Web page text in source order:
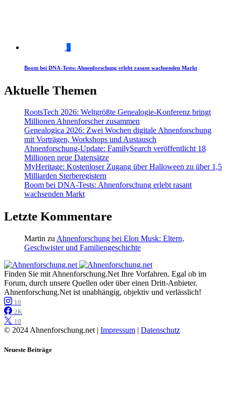
5
Boom bei DNA-Tests: Ahnenforschung erlebt rasant wachsenden Markt
Aktuelle Themen
RootsTech 2026: Weltgrößte Genealogie-Konferenz bringt
Millionen Ahnenforscher zusammen
Genealogica 2026: Zwei Wochen digitale Ahnenforschung
mit Vorträgen, Workshops und Austausch
Ahnenforschung-Update: FamilySearch veröffentlicht 18
Millionen neue Datensätze
MyHeritage: Kostenloser Zugang über Halloween zu über 1,5
Milliarden Sterberegistern
Boom bei DNA-Tests: Ahnenforschung erlebt rasant
wachsenden Markt
Letzte Kommentare
Martin zu Ahnenforschung bei Elon Musk: Eltern,
Geschwister und Familiengeschichte
Finden Sie mit Ahnenforschung.Net Ihre Vorfahren. Egal ob im
Forum, durch unsere Quellen oder über einen Dritt-Anbieter.
Ahnenforschung.Net ist unabhängig, objektiv und verlässlich!
10
2K
10
© 2024 Ahnenforschung.net | Impressum | Datenschutz
Neueste Beiträge